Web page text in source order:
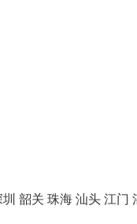
韶关 珠海 汕头 江门